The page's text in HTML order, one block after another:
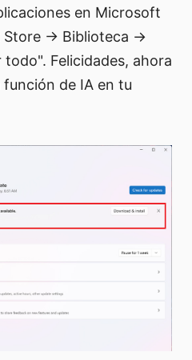
en Microsoft
Store → Biblioteca →
Felicidades, ahora
de IA en tu